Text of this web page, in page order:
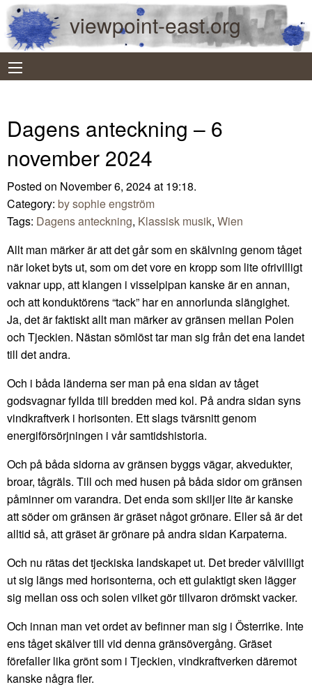
viewpoint-east.org
Dagens anteckning – 6
november 2024
Posted on November 6, 2024 at 19:18.
Category: by sophie engström
Tags: Dagens anteckning, Klassisk musik, Wien
Allt man märker är att det går som en skälvning genom tåget
när loket byts ut, som om det vore en kropp som lite ofrivilligt
vaknar upp, att klangen i visselpipan kanske är en annan,
och att konduktörens “tack” har en annorlunda slängighet.
Ja, det är faktiskt allt man märker av gränsen mellan Polen
och Tjeckien. Nästan sömlöst tar man sig från det ena landet
till det andra.
Och i båda länderna ser man på ena sidan av tåget
godsvagnar fyllda till bredden med kol. På andra sidan syns
vindkraftverk i horisonten. Ett slags tvärsnitt genom
energiförsörjningen i vår samtidshistoria.
Och på båda sidorna av gränsen byggs vägar, akvedukter,
broar, tågräls. Till och med husen på båda sidor om gränsen
påminner om varandra. Det enda som skiljer lite är kanske
att söder om gränsen är gräset något grönare. Eller så är det
alltid så, att gräset är grönare på andra sidan Karpaterna.
Och nu rätas det tjeckiska landskapet ut. Det breder välvilligt
ut sig längs med horisonterna, och ett gulaktigt sken lägger
sig mellan oss och solen vilket gör tillvaron drömskt vacker.
Och innan man vet ordet av befinner man sig i Österrike. Inte
ens tåget skälver till vid denna gränsövergång. Gräset
förefaller lika grönt som i Tjeckien, vindkraftverken däremot
kanske några fler.